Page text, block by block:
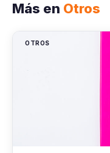
Más en Otros
OTROS